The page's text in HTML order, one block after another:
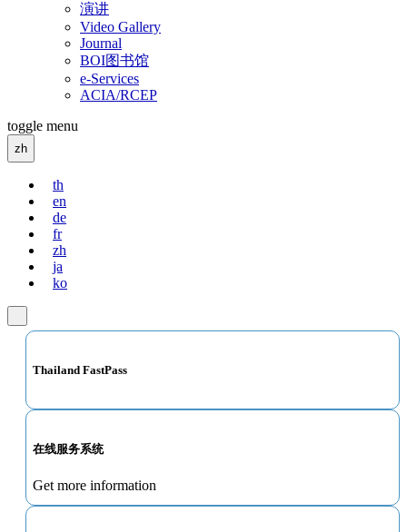
演讲
Video Gallery
Journal
BOI图书馆
e-Services
ACIA/RCEP
toggle menu
zh
th
en
de
fr
zh
ja
ko
Thailand FastPass
在线服务系统
Get more information